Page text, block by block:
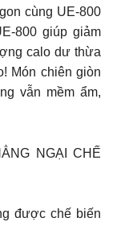
cùng UE-800
800 giúp giảm
calo dư thừa
Món chiên giòn
vẫn mềm ẩm,
NGẠI CHẾ
được chế biến